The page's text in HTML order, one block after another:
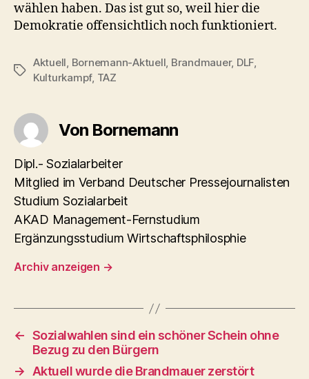
wählen haben. Das ist gut so, weil hier die
Demokratie offensichtlich noch funktioniert.
Schlagwörter
Aktuell, Bornemann-Aktuell, Brandmauer, DLF,
Kulturkampf, TAZ
Von Bornemann
Dipl.- Sozialarbeiter
Mitglied im Verband Deutscher Pressejournalisten
Studium Sozialarbeit
AKAD Management-Fernstudium
Ergänzungsstudium Wirtschaftsphilosphie
Archiv anzeigen →
← Sozialwahlen sind ein schöner Schein ohne
Bezug zu den Bürgern
→
Aktuell wurde die Brandmauer zerstört